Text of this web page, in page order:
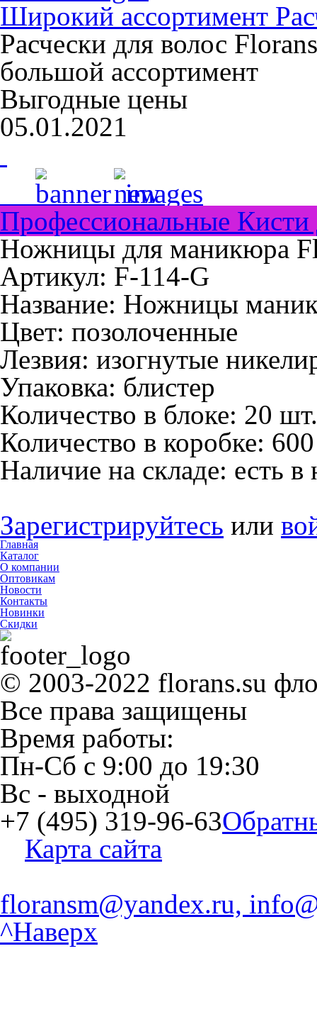
Широкий ассортимент
Расчески для волос Florans
большой ассортимент
Выгодные цены
05.01.2021
Профессиональные
Ножницы для маникюра
Артикул: F-114-G
Название: Ножницы
Цвет: позолоченные
Лезвия: изогнутые
Упаковка: блистер
Количество в блоке: 20 шт.
Количество в коробке:
Наличие на складе: есть в
Зарегистрируйтесь или
Главная
Каталог
О компании
Оптовикам
Новости
Контакты
Новинки
Скидки
© 2003-2022 florans.su
Все права защищены
Время работы:
Пн-Сб с 9:00 до 19:30
Вс - выходной
+7 (495) 319-96-63
Карта сайта
floransm@yandex.ru,
^Наверх